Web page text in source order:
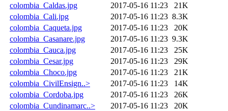
colombia_Caldas.jpg
2017-05-16 11:23
21K
colombia_Cali.jpg
2017-05-16 11:23 8.3K
colombia_Caqueta.jpg
2017-05-16 11:23
20K
colombia_Casanare.jpg
2017-05-16 11:23 9.3K
colombia_Cauca.jpg
2017-05-16 11:23
25K
colombia_Cesar.jpg
2017-05-16 11:23
29K
colombia_Choco.jpg
2017-05-16 11:23
21K
colombia_CivilEnsign..>
2017-05-16 11:23
14K
colombia_Cordoba.jpg
2017-05-16 11:23
26K
colombia_Cundinamarc..>
2017-05-16 11:23 20K